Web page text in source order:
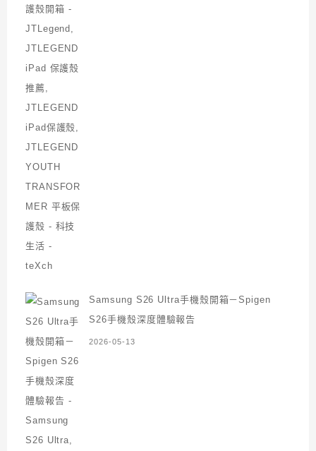
Samsung S26 Ultra手機殼開箱－Spigen
S26手機殼深度體驗報告
2026-05-13